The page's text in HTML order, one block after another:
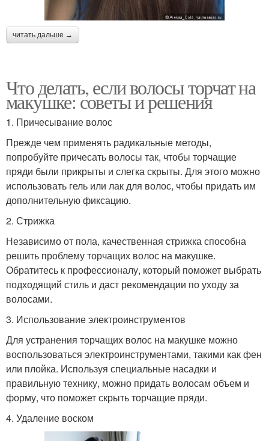
читать дальше →
Что делать, если волосы торчат на
макушке: советы и решения
1. Причесывание волос
Прежде чем применять радикальные методы,
попробуйте причесать волосы так, чтобы торчащие
пряди были прикрыты и слегка скрыты. Для этого можно
использовать гель или лак для волос, чтобы придать им
дополнительную фиксацию.
2. Стрижка
Независимо от пола, качественная стрижка способна
решить проблему торчащих волос на макушке.
Обратитесь к профессионалу, который поможет выбрать
подходящий стиль и даст рекомендации по уходу за
волосами.
3. Использование электроинструментов
Для устранения торчащих волос на макушке можно
воспользоваться электроинструментами, такими как фен
или плойка. Используя специальные насадки и
правильную технику, можно придать волосам объем и
форму, что поможет скрыть торчащие пряди.
4. Удаление воском